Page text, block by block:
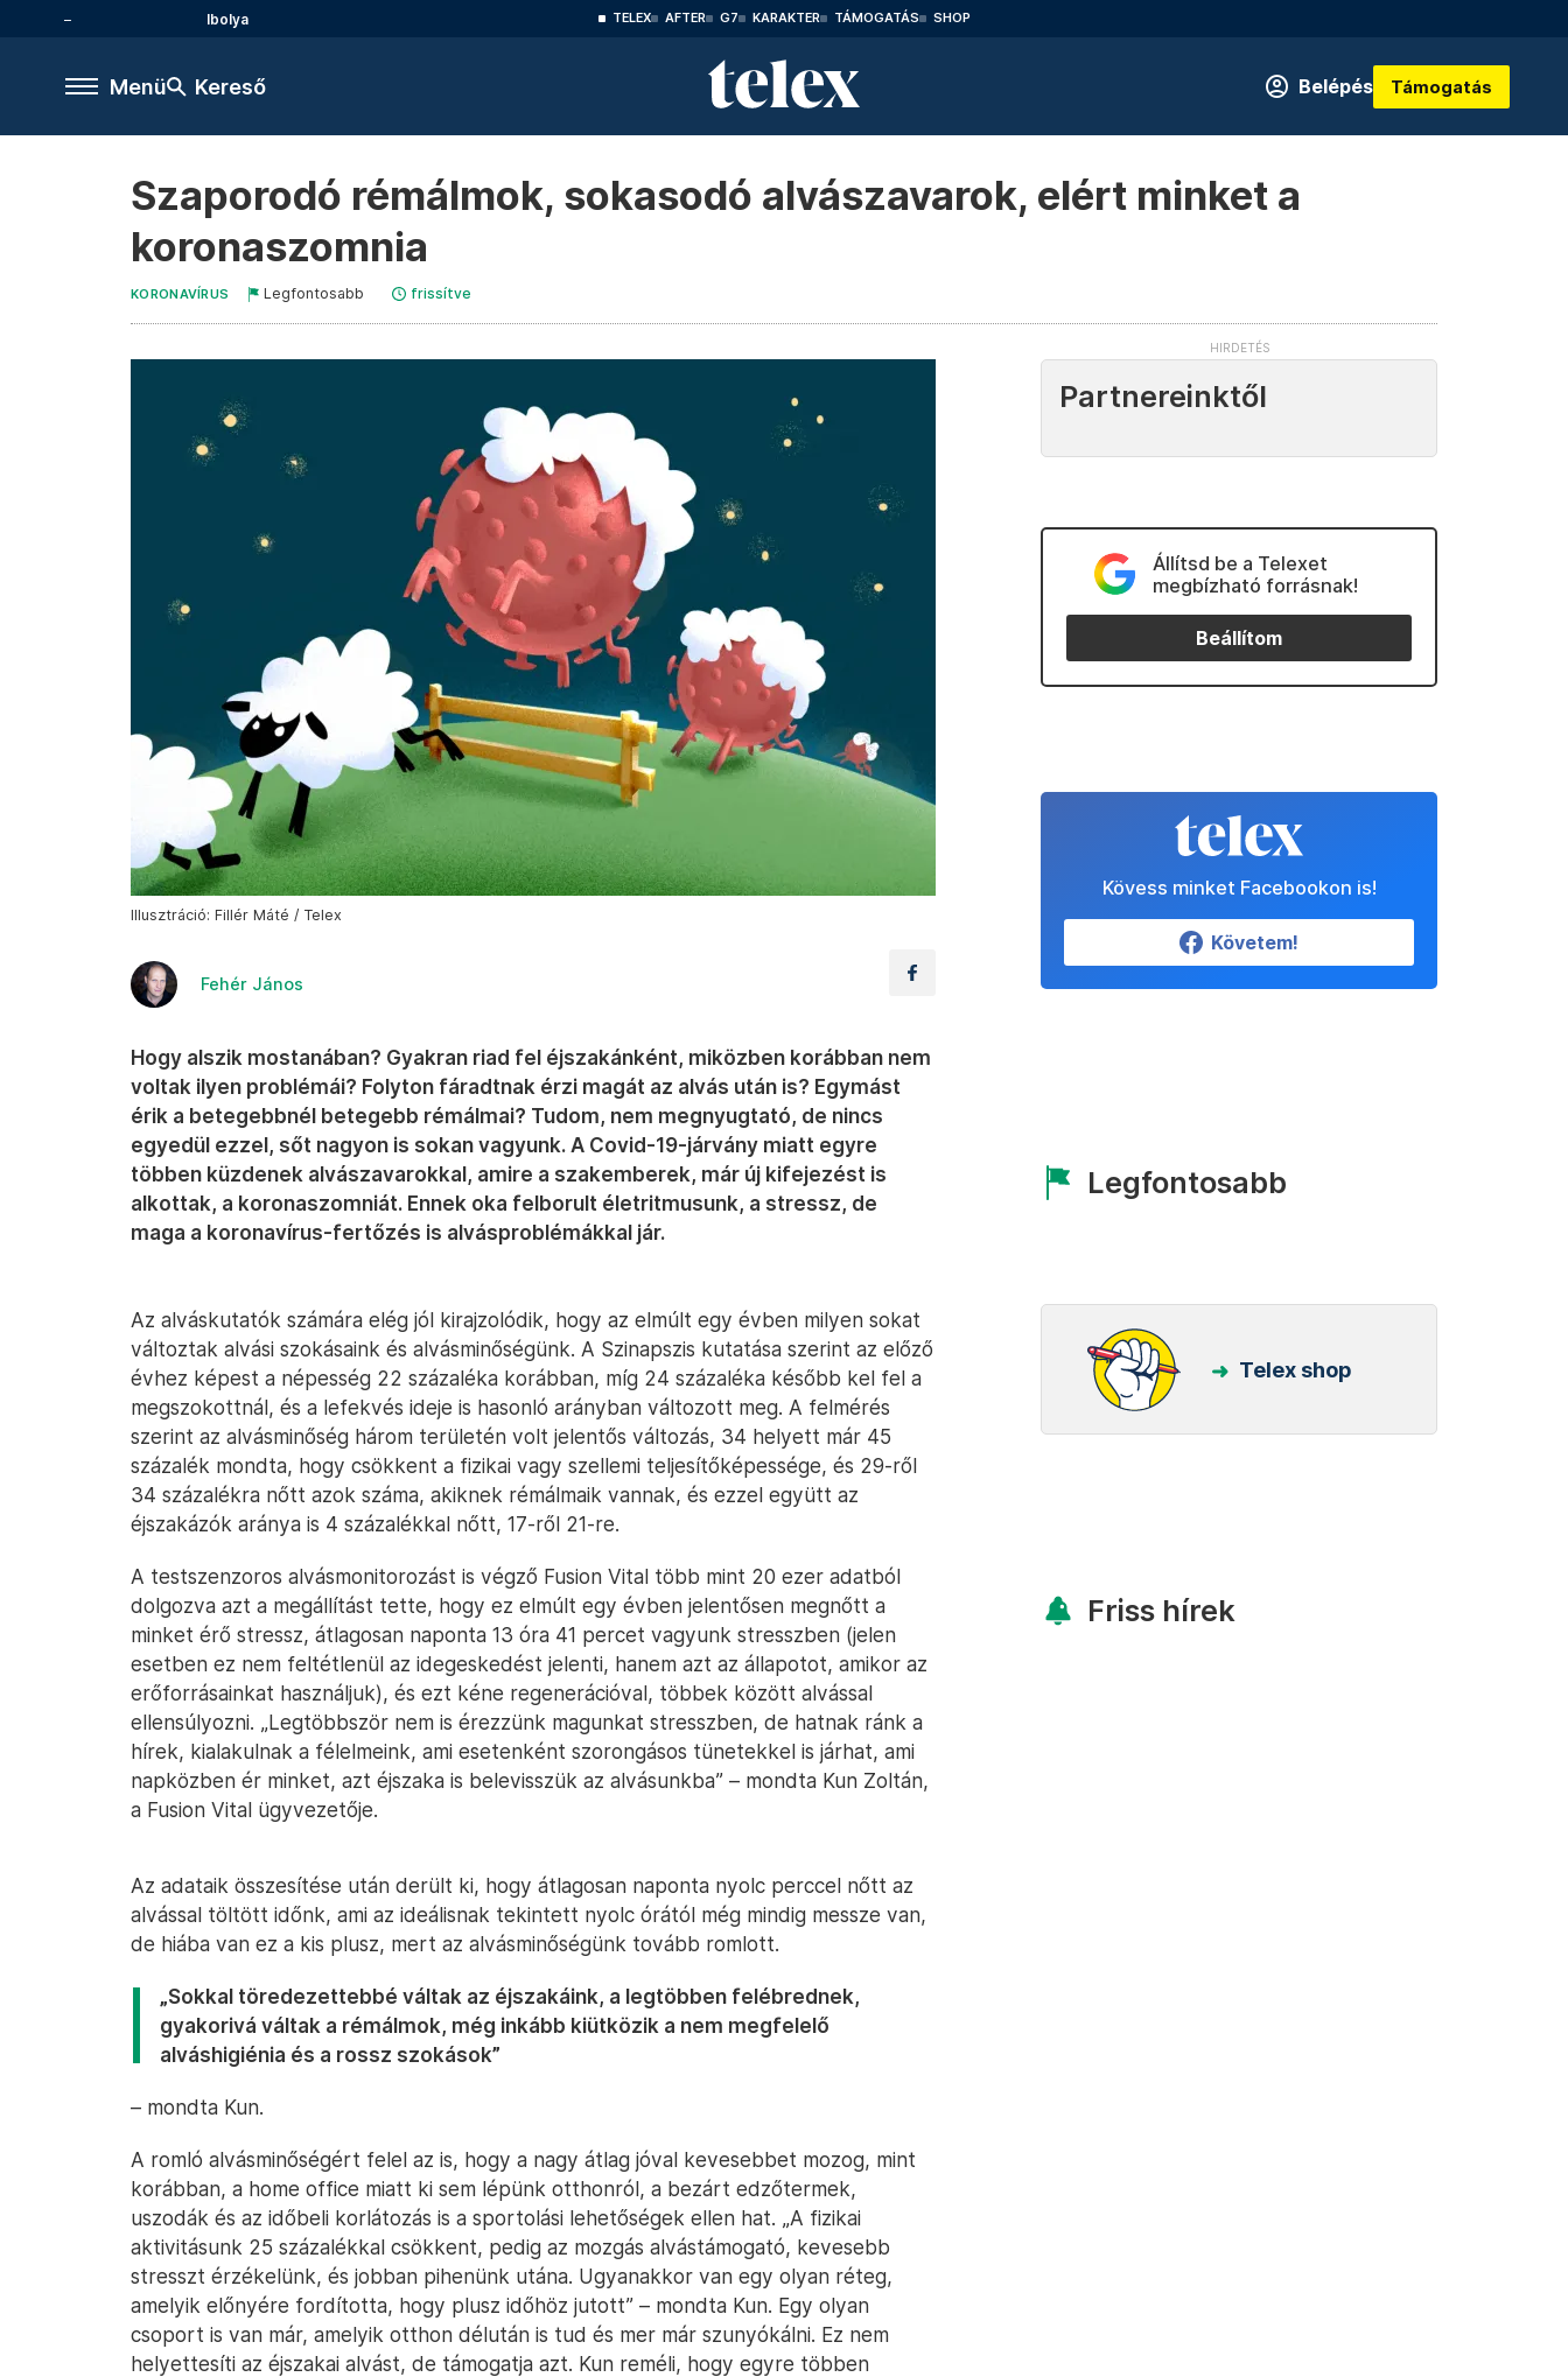
Ibolya TELEX AFTER G7 KARAKTER TÁMOGATÁS SHOP
Menü Kereső Belépés Támogatás
Szaporodó rémálmok, sokasodó alvászavarok, elért minket a
koronaszomnia
KORONAVÍRUS Legfontosabb frissítve
Illusztráció: Fillér Máté / Telex
Fehér János
Hogy alszik mostanában? Gyakran riad fel éjszakánként, miközben korábban nem
voltak ilyen problémái? Folyton fáradtnak érzi magát az alvás után is? Egymást
érik a betegebbnél betegebb rémálmai? Tudom, nem megnyugtató, de nincs
egyedül ezzel, sőt nagyon is sokan vagyunk. A Covid-19-járvány miatt egyre
többen küzdenek alvászavarokkal, amire a szakemberek, már új kifejezést is
alkottak, a koronaszomniát. Ennek oka felborult életritmusunk, a stressz, de
maga a koronavírus-fertőzés is alvásproblémákkal jár.
Az alváskutatók számára elég jól kirajzolódik, hogy az elmúlt egy évben milyen sokat
változtak alvási szokásaink és alvásminőségünk. A Szinapszis kutatása szerint az előző
évhez képest a népesség 22 százaléka korábban, míg 24 százaléka később kel fel a
megszokottnál, és a lefekvés ideje is hasonló arányban változott meg. A felmérés
szerint az alvásminőség három területén volt jelentős változás, 34 helyett már 45
százalék mondta, hogy csökkent a fizikai vagy szellemi teljesítőképessége, és 29-ről
34 százalékra nőtt azok száma, akiknek rémálmaik vannak, és ezzel együtt az
éjszakázók aránya is 4 százalékkal nőtt, 17-ről 21-re.
A testszenzoros alvásmonitorozást is végző Fusion Vital több mint 20 ezer adatból
dolgozva azt a megállítást tette, hogy ez elmúlt egy évben jelentősen megnőtt a
minket érő stressz, átlagosan naponta 13 óra 41 percet vagyunk stresszben (jelen
esetben ez nem feltétlenül az idegeskedést jelenti, hanem azt az állapotot, amikor az
erőforrásainkat használjuk), és ezt kéne regenerációval, többek között alvással
ellensúlyozni. „Legtöbbször nem is érezzünk magunkat stresszben, de hatnak ránk a
hírek, kialakulnak a félelmeink, ami esetenként szorongásos tünetekkel is járhat, ami
napközben ér minket, azt éjszaka is belevisszük az alvásunkba” – mondta Kun Zoltán,
a Fusion Vital ügyvezetője.
Az adataik összesítése után derült ki, hogy átlagosan naponta nyolc perccel nőtt az
alvással töltött időnk, ami az ideálisnak tekintett nyolc órától még mindig messze van,
de hiába van ez a kis plusz, mert az alvásminőségünk tovább romlott.
„Sokkal töredezettebbé váltak az éjszakáink, a legtöbben felébrednek,
gyakorivá váltak a rémálmok, még inkább kiütközik a nem megfelelő
alváshigiénia és a rossz szokások”
– mondta Kun.
A romló alvásminőségért felel az is, hogy a nagy átlag jóval kevesebbet mozog, mint
korábban, a home office miatt ki sem lépünk otthonról, a bezárt edzőtermek,
uszodák és az időbeli korlátozás is a sportolási lehetőségek ellen hat. „A fizikai
aktivitásunk 25 százalékkal csökkent, pedig az mozgás alvástámogató, kevesebb
stresszt érzékelünk, és jobban pihenünk utána. Ugyanakkor van egy olyan réteg,
amelyik előnyére fordította, hogy plusz időhöz jutott” – mondta Kun. Egy olyan
csoport is van már, amelyik otthon délután is tud és mer már szunyókálni. Ez nem
helyettesíti az éjszakai alvást, de támogatja azt. Kun reméli, hogy egyre többen
Partnereinktől
Állítsd be a Telexet
megbízható forrásnak!
Beállítom
Kövess minket Facebookon is!
Követem!
Legfontosabb
Telex shop
Friss hírek